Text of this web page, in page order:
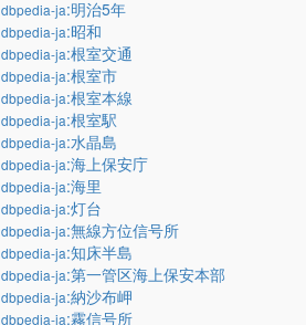
dbpedia-ja:明治5年
dbpedia-ja:昭和
dbpedia-ja:根室交通
dbpedia-ja:根室市
dbpedia-ja:根室本線
dbpedia-ja:根室駅
dbpedia-ja:水晶島
dbpedia-ja:海上保安庁
dbpedia-ja:海里
dbpedia-ja:灯台
dbpedia-ja:無線方位信号所
dbpedia-ja:知床半島
dbpedia-ja:第一管区海上保安本部
dbpedia-ja:納沙布岬
dbpedia-ja:霧信号所